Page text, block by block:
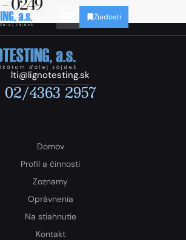
Žiadosti
lti@lignotesting.sk
02/4363 2957
Domov
Profil a činnosti
Zoznamy
Oprávnenia
Na stiahnutie
Kontakt